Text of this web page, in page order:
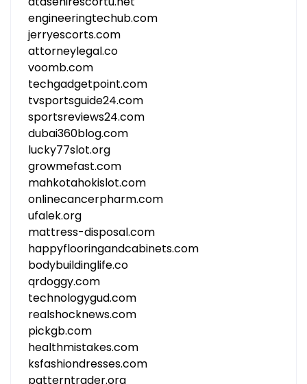
engineeringtechub.com
jerryescorts.com
attorneylegal.co
voomb.com
techgadgetpoint.com
tvsportsguide24.com
sportsreviews24.com
dubai360blog.com
lucky77slot.org
growmefast.com
mahkotahokislot.com
onlinecancerpharm.com
ufalek.org
mattress-disposal.com
happyflooringandcabinets.com
bodybuildinglife.co
qrdoggy.com
technologygud.com
realshocknews.com
pickgb.com
healthmistakes.com
ksfashiondresses.com
patterntrader.org